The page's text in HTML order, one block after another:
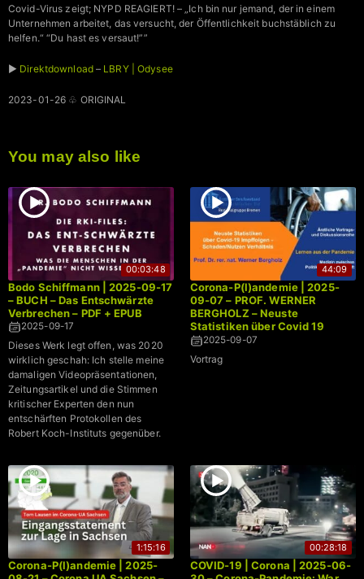
Covid-Virus zeigt; NYPD REAGIERT! – „Ich bin nur jemand, der in einem
Unternehmen arbeitet, das versucht, der Öffentlichkeit buchstäblich zu
helfen.“ “Du hast es versaut!””
► Direktdownload– LBRY | Odysee
2023-01-26 ♧ ORIGINAL
You may also like
00:03:48
Bodo Schiffmann | 2025-09-17
– BUCH – Das Entschwärzte
Verbrechen – PDF + EPUB
2025-09-17
Dieses Werk legt offen, was 2020
wirklich geschah: Ich stelle meine
damaligen Videopräsentationen,
Zeitungsartikel und die Stimmen
kritischer Experten den nun
entschärften Protokollen des
Robert Koch-Instituts gegenüber.
44:09
Corona-P(l)andemie | 2025-
09-07 – PROF. WERNER
BERGHOLZ – Neuste
Statistiken über Covid 19
Impffolgen – Schaden/Nutzen
Verhältnis
2025-09-07
Vortrag
1:15:16
Corona-P(l)andemie | 2025-
00:28:18
COVID-19 | Corona | 2025-06-